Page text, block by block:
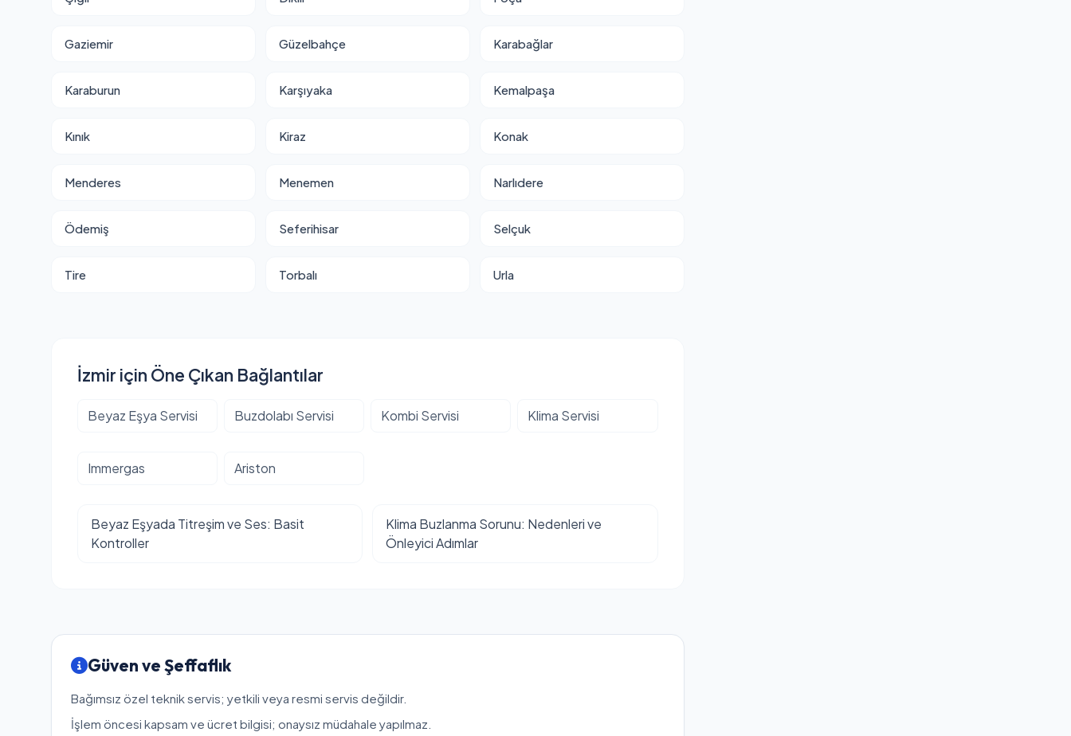
Gaziemir Güzelbahçe Karabağlar
Karaburun Karşıyaka Kemalpaşa
Kınık Kiraz Konak
Menderes Menemen Narlıdere
Ödemiş Seferihisar Selçuk
Tire Torbalı Urla
İzmir için Öne Çıkan Bağlantılar
Beyaz Eşya Servisi Buzdolabı Servisi Kombi Servisi Klima Servisi
Immergas Ariston
Beyaz Eşyada Titreşim ve Ses: Basit
Kontroller
Klima Buzlanma Sorunu: Nedenleri ve
Önleyici Adımlar
Güven ve Şeffaflık
Bağımsız özel teknik servis; yetkili veya resmi servis değildir.
İşlem öncesi kapsam ve ücret bilgisi; onaysız müdahale yapılmaz.